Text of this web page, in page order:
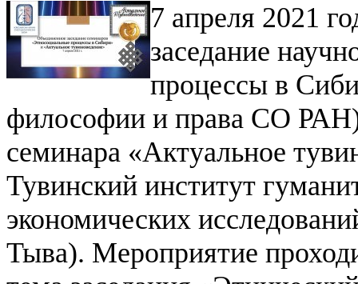
7 апреля 2021
заседание
процессы в
философии и права СО РАН)
семинара «Актуальное
Тувинский институт
экономических
Тыва). Мероприятие